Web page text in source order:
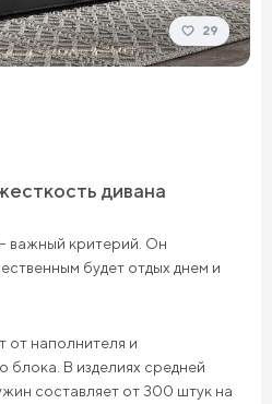
29
дивана
важный критерий. Он
будет отдых днем и
от наполнителя и
блока. В изделиях средней
составляет от 300 штук на